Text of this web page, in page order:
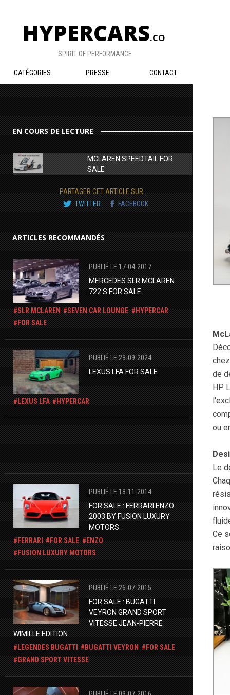
HYPERCARS.CO
SPIRIT OF PERFORMANCE
CATÉGORIES PRESSE CONTACT
EN COURS DE LECTURE
MCLAREN SPEEDTAIL FOR
SALE
PARTAGER CET ARTICLE SUR :
TWITTER
FACEBOOK
ARTICLES RECOMMANDÉS
PUBLIÉ LE 17-04-2017
MERCEDES SLR MCLAREN
722 S FOR SALE
SLR MCLAREN ​SEVEN CAR LOUNGE
HYPERCAR
FOR SALE
PUBLIÉ LE 23-09-2024
LEXUS LFA FOR SALE
LEXUS LFA HYPERCAR
PUBLIÉ LE 18-11-2014
FOR SALE : FERRARI ENZO
2003 BY FUSION LUXURY
MOTORS.
FERRARI
FOR SALE
ENZO
FUSION LUXURY MOTORS
PUBLIÉ LE 26-07-2015
FOR SALE : BUGATTI
VEYRON GRAND SPORT
VITESSE JEAN-PIERRE
WIMILLE EDITION
LEGENDES BUGATTI
BUGATTI VEYRON
FOR SALE
GRAND SPORT VITESSE
de
HP.
ou
Le
Ce